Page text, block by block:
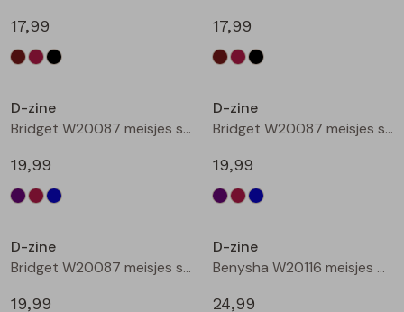
17,99
17,99
D-zine
Bridget W20087 meisjes sweatshirt Cyclaam
19,99
D-zine
Bridget W20087 meisjes sweatshirt Wijnrood
19,99
D-zine
Bridget W20087 meisjes sweatshirt Raf
19,99
D-zine
Benysha W20116 meisjes bermuda Bruin donker
24,99